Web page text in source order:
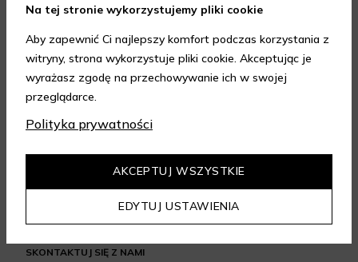
SKONTAKTUJ SIĘ Z NAMI
FORMY DOSTAWY
GWARANCJA JAKOŚCI
Dowiedz się więcej
Na tej stronie wykorzystujemy pliki cookie
Aby zapewnić Ci najlepszy komfort podczas korzystania z
witryny, strona wykorzystuje pliki cookie. Akceptując je
wyrażasz zgodę na przechowywanie ich w swojej
przeglądarce.
Polityka prywatności
EDYTUJ USTAWIENIA
AKCEPTUJ WSZYSTKIE